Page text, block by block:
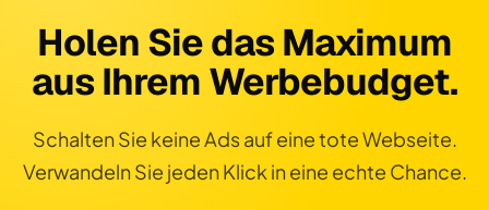
Holen Sie das Maximum
aus Ihrem Werbebudget.
Schalten Sie keine Ads auf eine tote Webseite.
Verwandeln Sie jeden Klick in eine echte Chance.